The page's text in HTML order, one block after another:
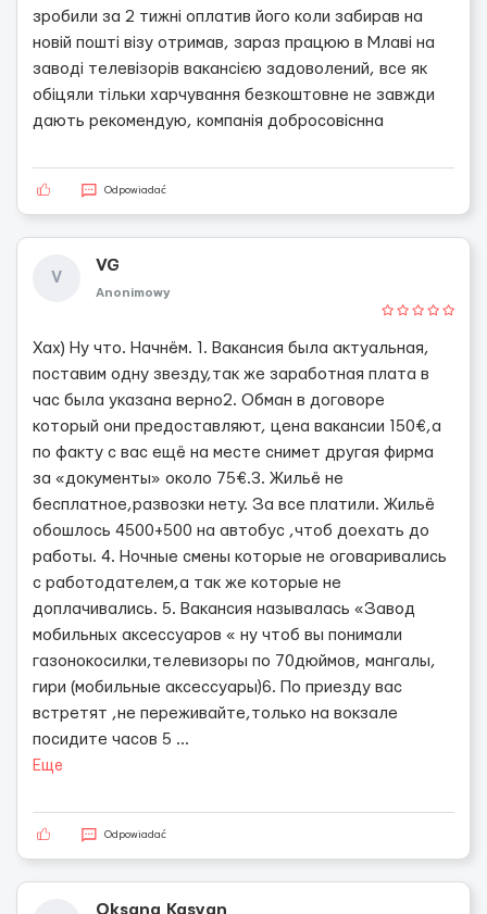
зробили за 2 тижні оплатив його коли забирав на
новій пошті візу отримав, зараз працюю в Млаві на
заводі телевізорів вакансією задоволений, все як
обіцяли тільки харчування безкоштовне не завжди
дають рекомендую, компанія добросовіснна
Odpowiadać
V
VG
Anonimowy
Хах) Ну что. Начнём. 1. Вакансия была актуальная,
поставим одну звезду,так же заработная плата в
час была указана верно2. Обман в договоре
который они предоставляют, цена вакансии 150€,а
по факту с вас ещё на месте снимет другая фирма
за «документы» около 75€.3. Жильё не
бесплатное,развозки нету. За все платили. Жильё
обошлось 4500+500 на автобус ,чтоб доехать до
работы. 4. Ночные смены которые не оговаривались
с работодателем,а так же которые не
доплачивались. 5. Вакансия называлась «Завод
мобильных аксессуаров « ну чтоб вы понимали
газонокосилки,телевизоры по 70дюймов, мангалы,
гири (мобильные аксессуары)6. По приезду вас
встретят ,не переживайте,только на вокзале
посидите часов 5 ...
Еще
Odpowiadać
Oksana Kasyan